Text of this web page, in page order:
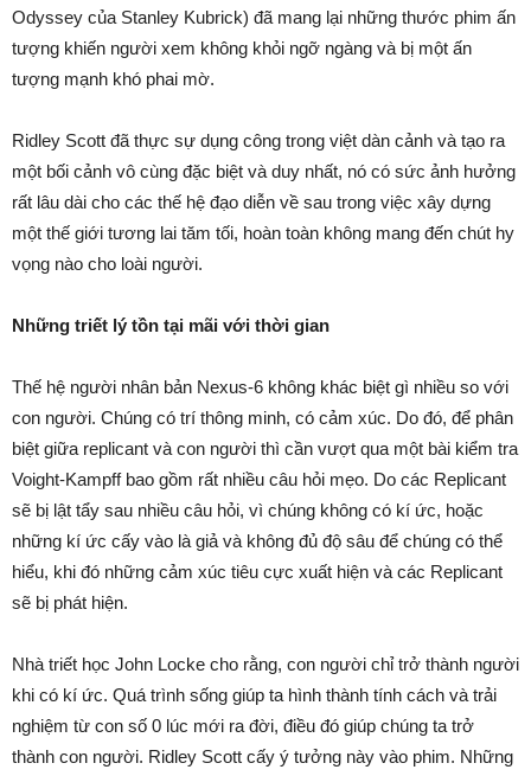
Odyssey của Stanley Kubrick) đã mang lại những thước phim ấn
tượng khiến người xem không khỏi ngỡ ngàng và bị một ấn
tượng mạnh khó phai mờ.
Ridley Scott đã thực sự dụng công trong việt dàn cảnh và tạo ra
một bối cảnh vô cùng đặc biệt và duy nhất, nó có sức ảnh hưởng
rất lâu dài cho các thế hệ đạo diễn về sau trong việc xây dựng
một thế giới tương lai tăm tối, hoàn toàn không mang đến chút hy
vọng nào cho loài người.
Những triết lý tồn tại mãi với thời gian
Thế hệ người nhân bản Nexus-6 không khác biệt gì nhiều so với
con người. Chúng có trí thông minh, có cảm xúc. Do đó, để phân
biệt giữa replicant và con người thì cần vượt qua một bài kiểm tra
Voight-Kampff bao gồm rất nhiều câu hỏi mẹo. Do các Replicant
sẽ bị lật tẩy sau nhiều câu hỏi, vì chúng không có kí ức, hoặc
những kí ức cấy vào là giả và không đủ độ sâu để chúng có thể
hiểu, khi đó những cảm xúc tiêu cực xuất hiện và các Replicant
sẽ bị phát hiện.
Nhà triết học John Locke cho rằng, con người chỉ trở thành người
khi có kí ức. Quá trình sống giúp ta hình thành tính cách và trải
nghiệm từ con số 0 lúc mới ra đời, điều đó giúp chúng ta trở
thành con người. Ridley Scott cấy ý tưởng này vào phim. Những